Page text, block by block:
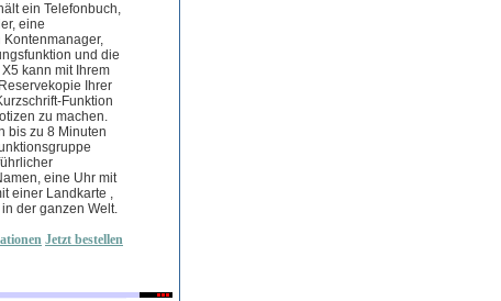
ein Telefonbuch,
eine
und die
kann mit Ihrem
Ihrer
Funktion
zu machen.
bis zu 8 Minuten
eine Uhr mit
einer Landkarte ,
der ganzen Welt.
Jetzt bestellen